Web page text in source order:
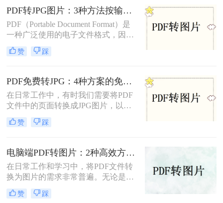
换成JPG图片的方法。
PDF转JPG图片：3种方法按输出质量和批量需求选择！
PDF（Portable Document Format）是
一种广泛使用的电子文件格式，因其
跨平台性和良好的排版效果而受到青
睐。然而，在某些情况下，我们可能
式，以便更方便地在不同设备或软件
上进行查看和编辑。那么pdf怎么转换
成jpg图片呢？本文将介绍四种常用的
将PDF文件转换为JPG图片的方法，
帮助您根据不同的需求选择最合适的
方式。
赞 踩
PDF免费转JPG：4种方案的免费次数、文件限制和效果对照！
在日常工作中，有时我们需要将PDF
文件中的页面转换成JPG图片，以便
在不同的应用场景中使用。那么怎么
把pdf转换成jpg图片免费呢？本文将
轻松完成PDF到JPG的转换。
赞 踩
电脑端PDF转图片：2种高效方法的详细操作和参数配置!
在日常工作和学习中，将PDF文件转
换为图片的需求非常普遍。无论是为
了方便分享、展示还是进一步处理，
掌握几种高效的PDF转图片方法都是
赞 踩